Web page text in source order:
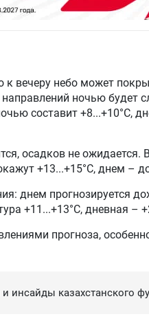
к вечеру небо может
ночью будет
составит +8...+10°C,
осадков не ожидается.
+13...+15°C, днем –
днем прогнозируется
+11...+13°C, дневная –
прогноза,
инсайды казахстанского